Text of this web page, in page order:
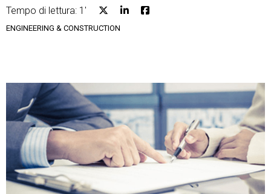
CRM
Ecommerce
Email Marketing
Tempo di lettura: 1'
ENGINEERING & CONSTRUCTION